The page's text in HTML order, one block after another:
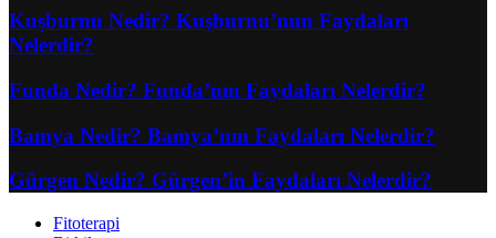
Kuşburnu Nedir? Kuşburnu’nun Faydaları
Nelerdir?
Funda Nedir? Funda’nın Faydaları Nelerdir?
Bamya Nedir? Bamya’nın Faydaları Nelerdir?
Gürgen Nedir? Gürgen’in Faydaları Nelerdir?
Fitoterapi